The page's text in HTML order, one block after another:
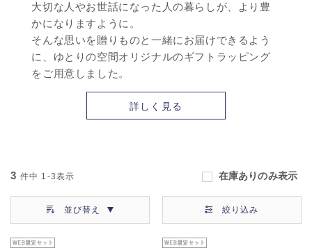
大切な人やお世話になった人の暮らしが、より豊
かになりますように。
そんな思いを贈りものと一緒にお届けできるよう
に、ゆとりの空間オリジナルのギフトラッピング
をご用意しました。
詳しく見る
3 件中 1-3表示 在庫ありのみ表示
並び替え 絞り込み